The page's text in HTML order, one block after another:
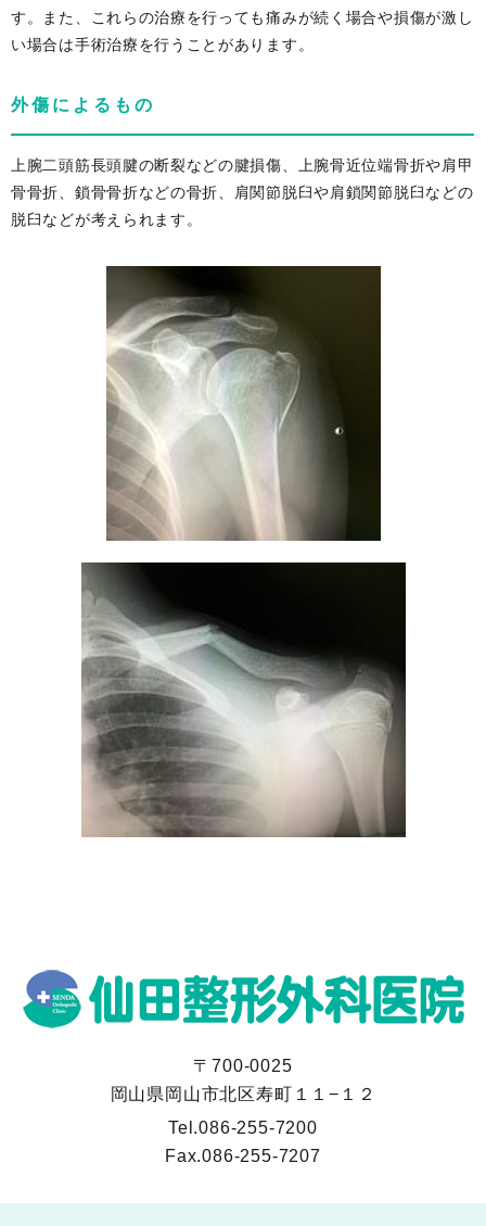
す。また、これらの治療を行っても痛みが続く場合や損傷が激し
い場合は手術治療を行うことがあります。
外傷によるもの
上腕二頭筋長頭腱の断裂などの腱損傷、上腕骨近位端骨折や肩甲
骨骨折、鎖骨骨折などの骨折、肩関節脱臼や肩鎖関節脱臼などの
脱臼などが考えられます。
〒700-0025
岡山県岡山市北区寿町１１−１２
Tel.086-255-7200
Fax.086-255-7207